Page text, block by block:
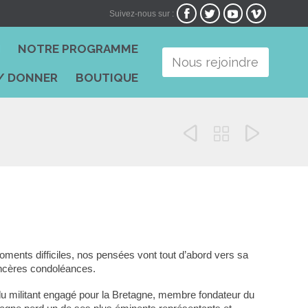
Suivez-nous sur :    
content
NOTRE PROGRAMME
DONNER BOUTIQUE
Nous rejoindre
  
difficiles, nos pensées vont tout d’abord vers sa
condoléances.
militant engagé pour la Bretagne, membre fondateur du